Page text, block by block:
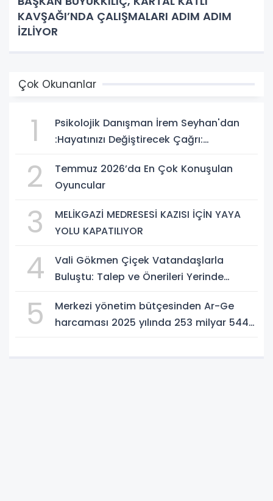
KAVŞAĞI’NDA ÇALIŞMALARI ADIM ADIM
İZLİYOR
Çok Okunanlar
1
Psikolojik Danışman İrem Seyhan'dan
:Hayatınızı Değiştirecek Çağrı:
Atın!
2
Temmuz 2026’da En Çok Konuşulan
Oyuncular
3
MELİKGAZİ MEDRESESİ KAZISI İÇİN YAYA
YOLU KAPATILIYOR
4
Vali Gökmen Çiçek Vatandaşlarla
Buluştu: Talep ve Önerileri Yerinde
5
Merkezi yönetim bütçesinden Ar-Ge
harcaması 2025 yılında 253 milyar 544